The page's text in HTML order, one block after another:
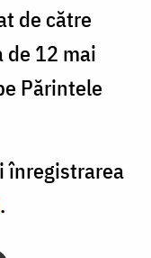
de către
de 12 mai
Părintele
înregistrarea
.